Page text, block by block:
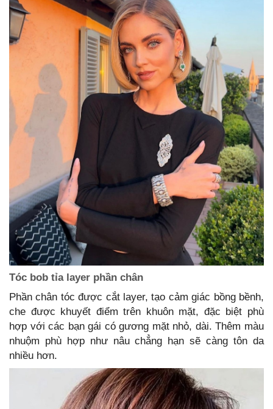
Tóc bob tỉa layer phần chân
Phần chân tóc được cắt layer, tạo cảm giác bồng bềnh,
che được khuyết điểm trên khuôn mặt, đặc biệt phù
hợp với các bạn gái có gương mặt nhỏ, dài. Thêm màu
nhuộm phù hợp như nâu chẳng hạn sẽ càng tôn da
nhiều hơn.